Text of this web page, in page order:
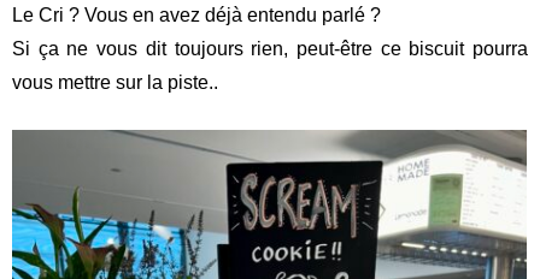
Le Cri ? Vous en avez déjà entendu parlé ?
Si ça ne vous dit toujours rien, peut-être ce biscuit pourra
vous mettre sur la piste..